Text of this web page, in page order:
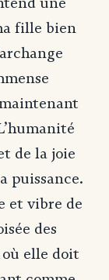
fille bien
de la joie
puissance.
et vibre de
des
elle doit